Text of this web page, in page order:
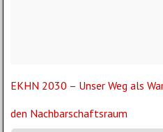
EKHN 2030 – Unser Weg als
den Nachbarschaftsraum